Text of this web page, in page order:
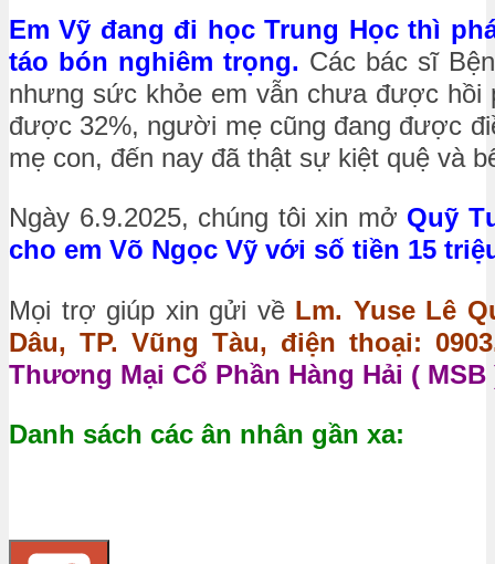
Em Vỹ đang đi học Trung Học thì
táo bón nghiêm trọng. Các bác sĩ
nhưng sức khỏe em vẫn chưa được hồi
được 32%, người mẹ cũng đang được
mẹ con, đến nay đã thật sự kiệt quệ và
Ngày 6.9.2025, chúng tôi xin mở Quỹ
cho em Võ Ngọc Vỹ với số tiền 15
Mọi trợ giúp xin gửi về Lm. Yuse Lê
Dâu, TP. Vũng Tàu, điện thoại:
Thương Mại Cổ Phần Hàng Hải ( MSB
Danh sách các ân nhân gần xa: